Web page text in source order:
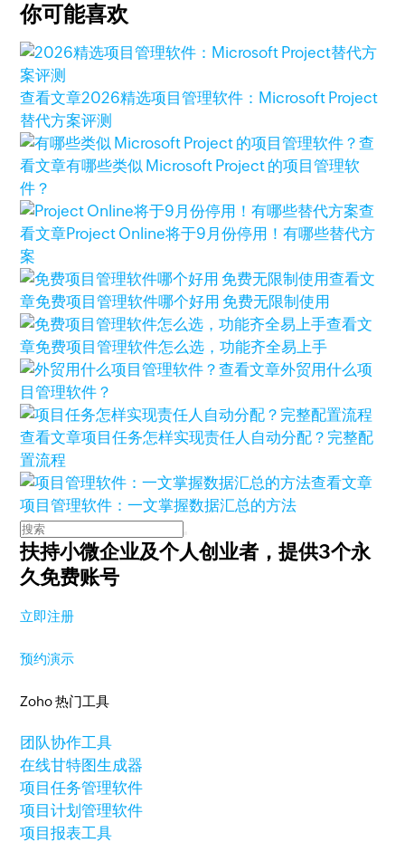
你可能喜欢
查看文章2026精选项目管理软件：Microsoft Project
替代方案评测
查
看文章有哪些类似 Microsoft Project 的项目管理软
件？
查
看文章Project Online将于9月份停用！有哪些替代方
案
查看文
章免费项目管理软件哪个好用 免费无限制使用
查看文
章免费项目管理软件怎么选，功能齐全易上手
查看文章外贸用什么项
目管理软件？
查看文章项目任务怎样实现责任人自动分配？完整配
置流程
查看文章
项目管理软件：一文掌握数据汇总的方法
扶持小微企业及个人创业者，提供3个永
久免费账号
立即注册
预约演示
Zoho 热门工具
团队协作工具
在线甘特图生成器
项目任务管理软件
项目计划管理软件
项目报表工具